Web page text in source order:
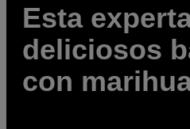
Esta
deliciosos
con